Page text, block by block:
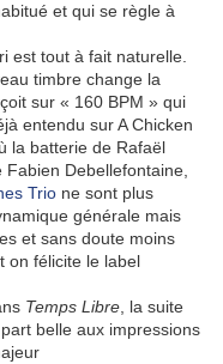
et qui se règle à
est tout à fait naturelle.
timbre change la
sur « 160 BPM » qui
entendu sur A Chicken
la batterie de Rafaël
Debellefontaine,
Trio ne sont plus
générale mais
et sans doute moins
on félicite le label
Temps Libre , la suite
belle aux impressions